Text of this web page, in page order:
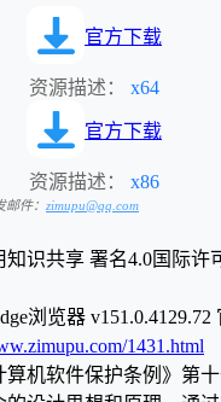
官方下载
资源描述： x64
官方下载
资源描述： x86
件： zimupu@qq.com
识共享 署名4.0国际许
浏览器 v151.0.4129.72
1431.html
机软件保护条例》第